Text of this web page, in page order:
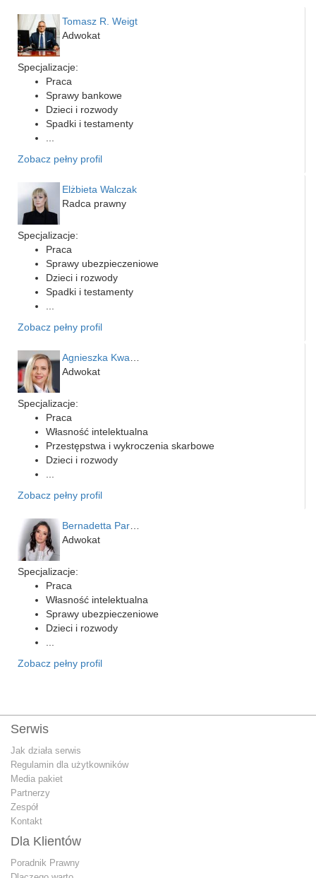
Tomasz R. Weigt
Adwokat
Specjalizacje:
Praca
Sprawy bankowe
Dzieci i rozwody
Spadki i testamenty
Zobacz pełny profil
Elżbieta Walczak
Radca prawny
Specjalizacje:
Praca
Sprawy ubezpieczeniowe
Dzieci i rozwody
Spadki i testamenty
Zobacz pełny profil
Adwokat
Specjalizacje:
Praca
Własność intelektualna
Przestępstwa i wykroczenia skarbowe
Dzieci i rozwody
Zobacz pełny profil
Adwokat
Specjalizacje:
Praca
Własność intelektualna
Sprawy ubezpieczeniowe
Dzieci i rozwody
Zobacz pełny profil
Serwis
Jak działa serwis
Regulamin dla użytkowników
Media pakiet
Partnerzy
Zespół
Kontakt
Dla Klientów
Poradnik Prawny